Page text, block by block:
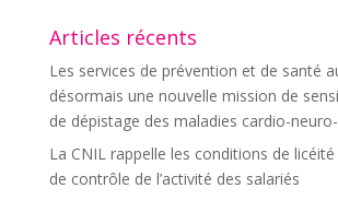
Articles récents
Les services de prévention et de santé
désormais une nouvelle mission de
de dépistage des maladies cardio-
La CNIL rappelle les conditions de licéité
de contrôle de l’activité des salariés